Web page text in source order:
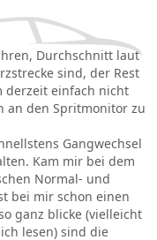
Durchschnitt laut
sind, der Rest
derzeit einfach nicht
an den Spritmonitor zu
Gangwechsel
Kam mir bei dem
Normal- und
bei mir schon einen
ganz blicke (vielleicht
lesen) sind die